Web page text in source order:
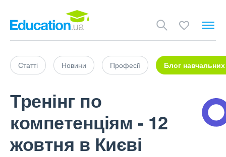
Статті Новини Професії Блог навчальних
Тренінг по
компетенціям - 12
жовтня в Києві